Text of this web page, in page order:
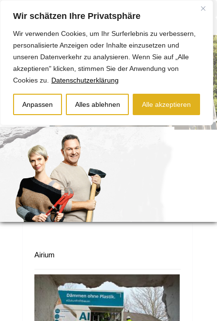
Wir schätzen Ihre Privatsphäre
Wir verwenden Cookies, um Ihr Surferlebnis zu verbessern,
personalisierte Anzeigen oder Inhalte einzusetzen und
unseren Datenverkehr zu analysieren. Wenn Sie auf „Alle
akzeptieren" klicken, stimmen Sie der Anwendung von
Cookies zu.
Datenschutzerklärung
Anpassen Alles ablehnen Alle akzeptieren
Airium